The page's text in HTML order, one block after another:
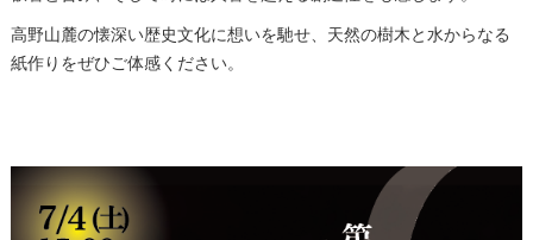
高野山麓の懐深い歴史文化に想いを馳せ、 天然の樹木と水からなる
紙作りをぜひご体感ください。